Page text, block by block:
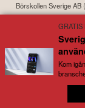
Börskollen Sverige
finansinspektionens
investeringsbeslut
från Börskollen eller
självständigt av
förlust eller skada av
material härrörande
📰 Samlar
GRATIS
Kom